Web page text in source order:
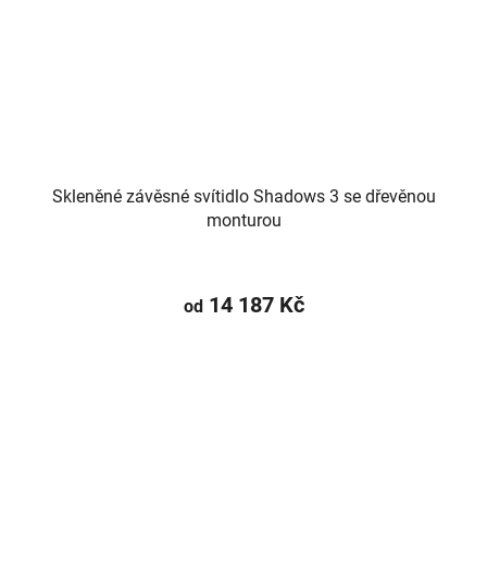
Skleněné závěsné svítidlo Shadows 3 se dřevěnou
monturou
od14 187 Kč